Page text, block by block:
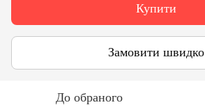
Купити
Замовити швидко
До обраного